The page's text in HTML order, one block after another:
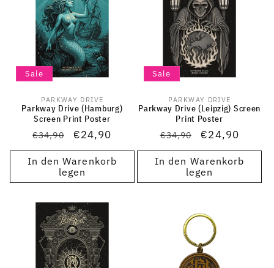
Sale
Anbieter:
PARKWAY DRIVE
Parkway Drive (Hamburg)
Screen Print Poster
Normaler
Preis
€34,90 Verkaufspreis
€24,90
In den Warenkorb
legen
Sale
Anbieter:
PARKWAY DRIVE
Parkway Drive (Leipzig) Screen
Print Poster
Normaler
Preis
€34,90 Verkaufspreis
€24,90
In den Warenkorb
legen